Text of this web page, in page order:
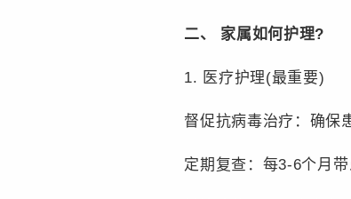
二、 家属如何护理?
1. 医疗护理(最重要)
督促抗病毒治疗：确保患
定期复查：每3-6个月带